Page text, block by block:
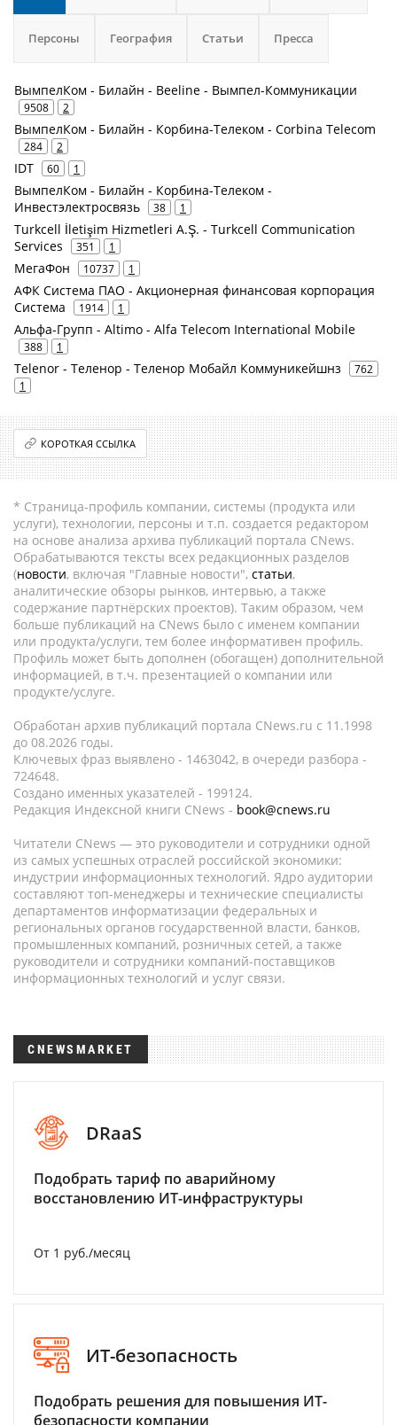
Персоны География Статьи Пресса
ВымпелКом - Билайн - Beeline - Вымпел-Коммуникации
9508 2
ВымпелКом - Билайн - Корбина-Телеком - Corbina Telecom
284 2
IDT 60 1
ВымпелКом - Билайн - Корбина-Телеком -
Инвестэлектросвязь
38 1
Turkcell İletişim Hizmetleri A.Ş. - Turkcell Communication
Services
351 1
МегаФон 10737 1
АФК Система ПАО - Акционерная финансовая корпорация
Система
1914 1
Альфа-Групп - Altimo - Alfa Telecom International Mobile
388 1
Telenor - Теленор - Теленор Мобайл Коммуникейшнз
762
1
КОРОТКАЯ ССЫЛКА
* Страница-профиль компании, системы (продукта или
услуги), технологии, персоны и т.п. создается редактором
на основе анализа архива публикаций портала CNews.
Обрабатываются тексты всех редакционных разделов
(новости, включая "Главные новости", статьи,
аналитические обзоры рынков, интервью, а также
содержание партнёрских проектов). Таким образом, чем
больше публикаций на CNews было с именем компании
или продукта/услуги, тем более информативен профиль.
Профиль может быть дополнен (обогащен) дополнительной
информацией, в т.ч. презентацией о компании или
продукте/услуге.
Обработан архив публикаций портала CNews.ru c 11.1998
до 08.2026 годы.
Ключевых фраз выявлено - 1463042, в очереди разбора -
724648.
Создано именных указателей - 199124.
Редакция Индексной книги CNews - book@cnews.ru
Читатели CNews — это руководители и сотрудники одной
из самых успешных отраслей российской экономики:
индустрии информационных технологий. Ядро аудитории
составляют топ-менеджеры и технические специалисты
департаментов информатизации федеральных и
региональных органов государственной власти, банков,
промышленных компаний, розничных сетей, а также
руководители и сотрудники компаний-поставщиков
информационных технологий и услуг связи.
CNEWSMARKET
DRaaS
Подобрать тариф по аварийному
восстановлению ИТ-инфраструктуры
От 1 руб./месяц
ИТ-безопасность
Подобрать решения для повышения ИТ-
безопасности компании